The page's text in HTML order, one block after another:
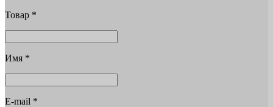
Товар *
Имя *
E-mail *